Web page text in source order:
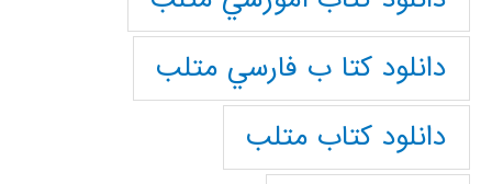
دانلود كتا ب فارسي متلب
دانلود كتاب متلب